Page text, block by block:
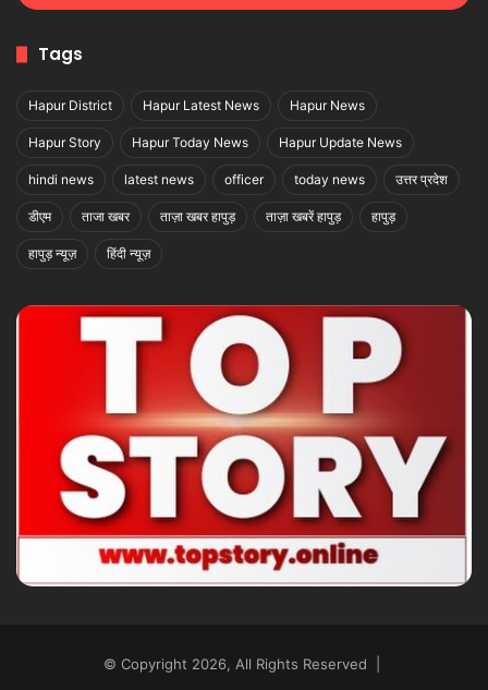
Tags
Hapur District Hapur Latest News Hapur News
Hapur Story Hapur Today News Hapur Update News
hindi news latest news officer today news उत्तर प्रदेश
डीएम ताजा खबर ताज़ा खबर हापुड़ ताज़ा खबरें हापुड़ हापुड़
हापुड़ न्यूज़ हिंदी न्यूज़
© Copyright 2026, All Rights Reserved |